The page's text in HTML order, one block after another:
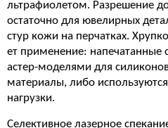
льтрафиолетом. Разрешение
остаточно для ювелирных
стур кожи на перчатках.
ет применение:
астер-моделями для
материалы, либо
нагрузки.
Селективное лазерное